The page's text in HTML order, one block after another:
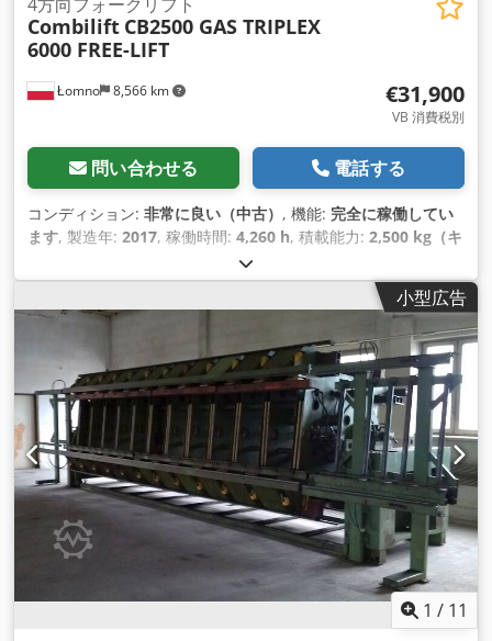
Łomno 8,566 km
Combilift CB2500 GAS TRIPLEX
6000 FREE-LIFT
€31,900
VB 消費税別
問い合わせる 電話する
コンディション: 非常に良い（中古） , 機能: 完全に稼働してい
ます, 製造年: 2017, 稼働時間: 4,260 h, 積載能力: 2,500 kg（キ
, フリーリフト:
中心:600 mm, 燃料の種類:ガス, マスト型式:トリプレックス,
建設高:2,600 mm, エンジンメーカー:GM, 変速方式:ハイドロ
スタティック
, フォーク長:
1,200 mm
120 mm, フォークの厚さ: 50 mm, タ
イヤの状態:100 パーセント, フロントタイヤタイプ:クッショ
ンタイヤ（黒）, フロントタイヤサイズ:16 x 7 x 10 1/2, 後輪
タイヤの種類:
クッションタイヤ（黒）, 後輪タイヤサイズ: 22
x 10 x 16, 総重量: 8,800 kg（キログラム） , 空車重量:6,300
kg（キログラム）, 全高:2,250 mm, 全長: 1,550 mm, 全幅:
1,500 mm, 色:黄色, 装備: CEマーキング, キャビン, サイドシ
フト, パレットフォーク, フロントガード, 全輪駆動, 照明
小型広告
1 / 11